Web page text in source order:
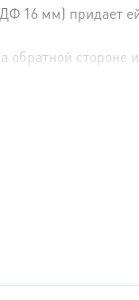
16 мм) придает
стороне